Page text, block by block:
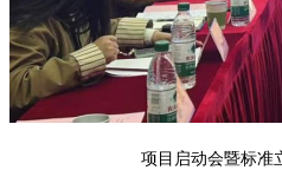
项目启动会暨标准